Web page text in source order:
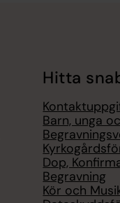
Hitta
Barn, unga
Dop,
Begravning
Kör och